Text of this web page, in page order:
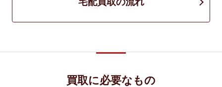
買取に必要なもの